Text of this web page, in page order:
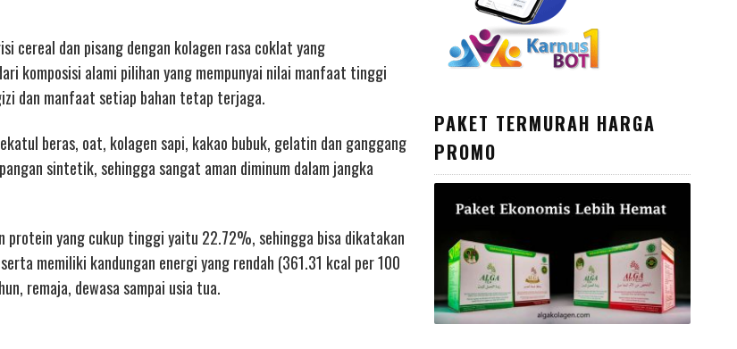
cereal dan pisang dengan kolagen rasa coklat yang
komposisi alami pilihan yang mempunyai nilai manfaat tinggi
dan manfaat setiap bahan tetap terjaga.
beras, oat, kolagen sapi, kakao bubuk, gelatin dan ganggang
sintetik, sehingga sangat aman diminum dalam jangka
protein yang cukup tinggi yaitu 22.72%, sehingga bisa dikatakan
memiliki kandungan energi yang rendah (361.31 kcal per 100
remaja, dewasa sampai usia tua.
PAKET TERMURAH HARGA
PROMO